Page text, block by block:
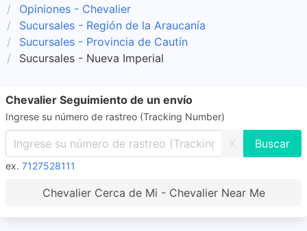
Opiniones - Chevalier
Sucursales - Región de la Araucanía
Sucursales - Provincia de Cautín
Sucursales - Nueva Imperial
Chevalier Seguimiento de un envío
Ingrese su número de rastreo (Tracking Number)
X
ex. 7127528111
Chevalier Cerca de Mi - Chevalier Near Me